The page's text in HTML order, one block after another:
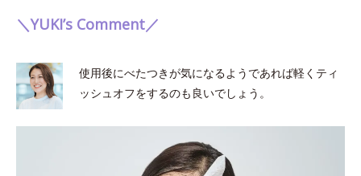
＼YUKI’s Comment／
使用後にべたつきが気になるようであれば軽くティ
ッシュオフをするのも良いでしょう。